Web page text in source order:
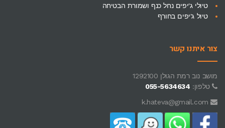
טיולי ג'יפים נחל כנף ושמורת הבטיחה
טיול ג'יפים בחורף
צור איתנו קשר
מושב נוב רמת הגולן 1292100
טלפון: 055-5634634
k.hateva@gmail.com